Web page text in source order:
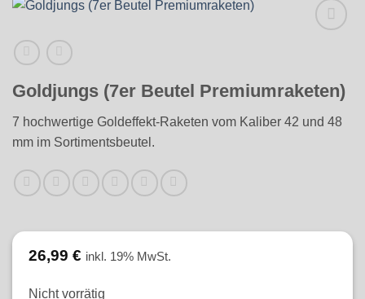
Goldjungs (7er Beutel Premiumraketen)
7 hochwertige Goldeffekt-Raketen vom Kaliber 42 und 48
mm im Sortimentsbeutel.
26,99 € inkl. 19% MwSt.
Nicht vorrätig